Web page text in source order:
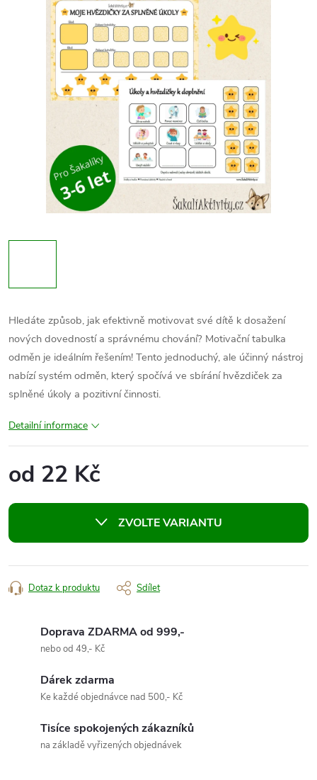
Hledáte způsob, jak efektivně motivovat své dítě k dosažení
nových dovedností a správnému chování? Motivační tabulka
odměn je ideálním řešením! Tento jednoduchý, ale účinný nástroj
nabízí systém odměn, který spočívá ve sbírání hvězdiček za
splněné úkoly a pozitivní činnosti.
Detailní informace
od 22 Kč
cena:
ZVOLTE VARIANTU
Dotaz k produktu Sdílet
Doprava ZDARMA od 999,-
nebo od 49,- Kč
Dárek zdarma
Ke každé objednávce nad 500,- Kč
Tisíce spokojených zákazníků
na základě vyřizených objednávek